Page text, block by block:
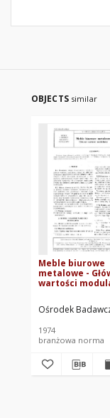
OBJECTS similar
Meble biurowe
metalowe -
wartości
Ośrodek
1974
branżowa norma